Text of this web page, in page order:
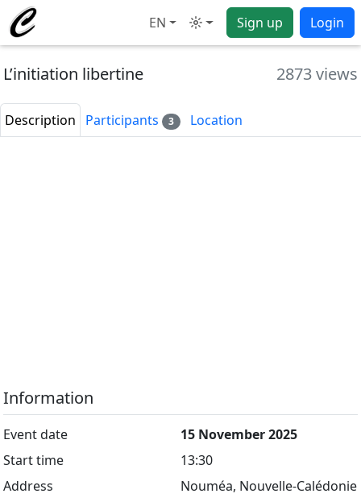
EN Mode Sign up Login
2873 views
L’initiation libertine
Description Participants 3 Location
Information
Event date
15 November 2025
Start time
13:30
Address
Nouméa, Nouvelle-Calédonie